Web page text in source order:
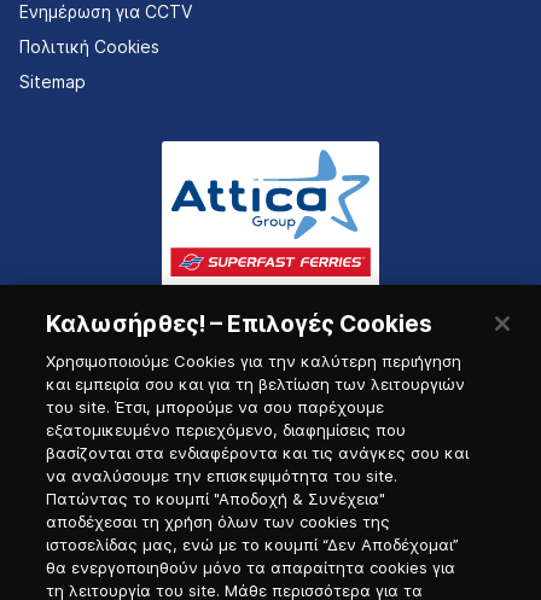
Ενημέρωση για CCTV
Πολιτική Cookies
Sitemap
Πύλη Ναυτικού
Καλωσήρθες! – Επιλογές Cookies
Χρησιμοποιούμε Cookies για την καλύτερη περιήγηση
και εμπειρία σου και για τη βελτίωση των λειτουργιών
του site. Έτσι, μπορούμε να σου παρέχουμε
εξατομικευμένο περιεχόμενο, διαφημίσεις που
βασίζονται στα ενδιαφέροντα και τις ανάγκες σου και
να αναλύσουμε την επισκεψιμότητα του site.
Πατώντας το κουμπί "Αποδοχή & Συνέχεια"
αποδέχεσαι τη χρήση όλων των cookies της
ιστοσελίδας μας, ενώ με το κουμπί “Δεν Αποδέχομαι”
θα ενεργοποιηθούν μόνο τα απαραίτητα cookies για
τη λειτουργία του site. Μάθε περισσότερα για τα